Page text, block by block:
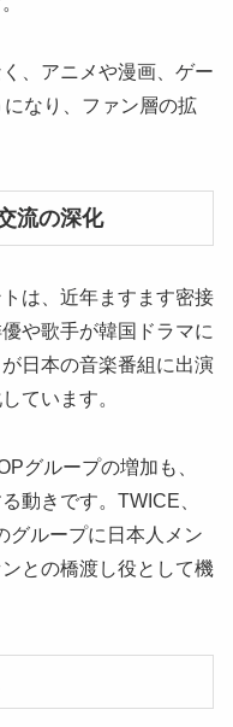
、アニメや漫画、ゲー
なり、ファン層の拡
流の深化
は、近年ますます密接
や歌手が韓国ドラマに
日本の音楽番組に出演
ています。
グループの増加も、
動きです。TWICE、
グループに日本人メン
との橋渡し役として機